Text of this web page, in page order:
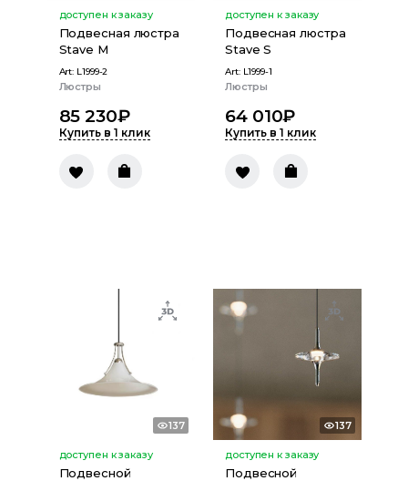
доступен к заказу
Подвесная люстра
Stave M
Art: L1999-2
Люстры
85 230₽
Купить в 1 клик
доступен к заказу
Подвесная люстра
Stave S
Art: L1999-1
Люстры
64 010₽
Купить в 1 клик
137
доступен к заказу
Подвесной
137
доступен к заказу
Подвесной